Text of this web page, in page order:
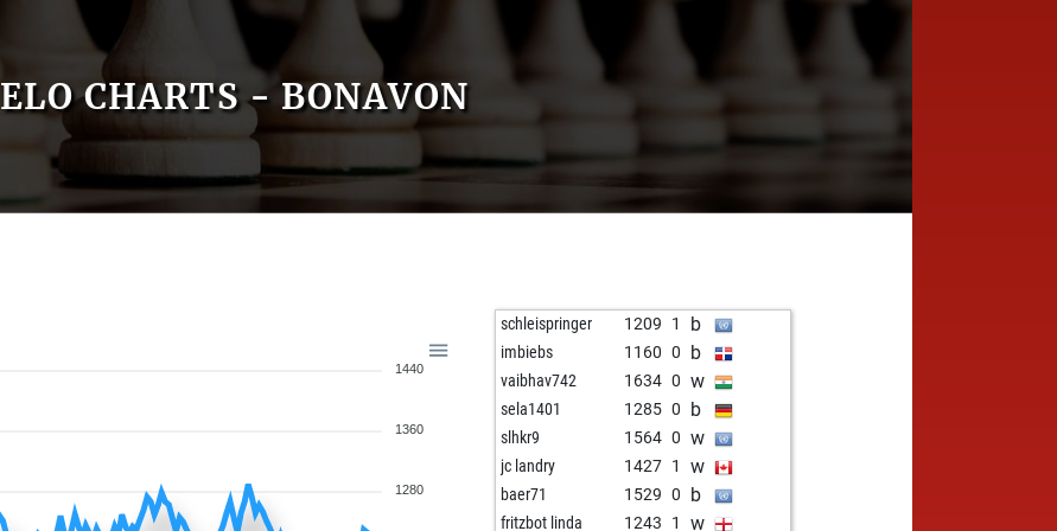
ELO CHARTS - BONAVON
1440
1360
1280
schleispringer 1209 1 b
imbiebs 1160 0 b
vaibhav742 1634 0 w
sela1401 1285 0 b
slhkr9 1564 0 w
jc landry 1427 1 w
baer71 1529 0 b
fritzbot linda 1243 1 w